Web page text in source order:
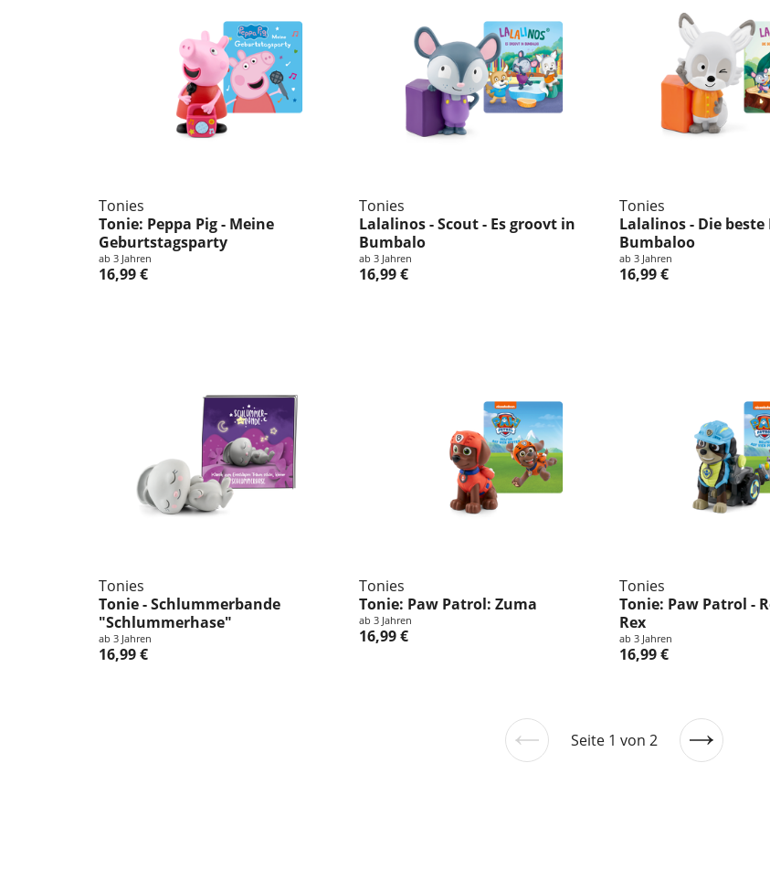
Tonies
Tonie: Peppa Pig - Meine
Geburtstagsparty
ab 3 Jahren
16,99 €
Tonies
Lalalinos - Scout - Es groovt in
Bumbalo
ab 3 Jahren
16,99 €
Tonies
Lalalinos - Die beste
Bumbaloo
ab 3 Jahren
16,99 €
Tonies
Tonie - Schlummerbande
"Schlummerhase"
ab 3 Jahren
16,99 €
Tonies
Tonie: Paw Patrol: Zuma
ab 3 Jahren
16,99 €
Tonies
Tonie: Paw Patrol -
Rex
ab 3 Jahren
16,99 €
VorherigeSeite 1 von 2
Nächste